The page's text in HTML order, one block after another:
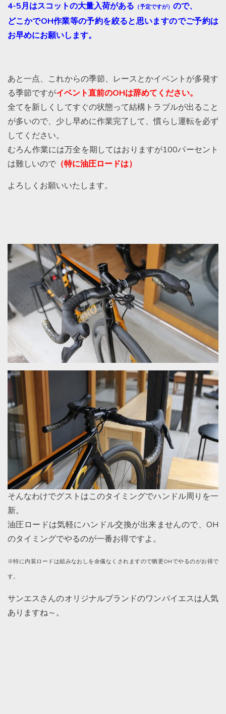
4-5月はスコットの大量入荷がある （予定ですが） ので、
どこかでOH作業等の予約を絞ると思いますのでご予約は
お早めにお願いします。
あと一点、これからの季節、レースとかイベントが多発す
る季節ですがイベント直前のOHは辞めてください。
全てを新しくしてすぐの状態って結構トラブルが出ること
が多いので、少し早めに作業完了して、慣らし運転を必ず
してください。
むろん作業には万全を期してはおりますが100パーセント
は難しいので （特に油圧ロードは）
よろしくお願いいたします。
そんなわけでグストはこのタイミングでハンドル周りを一
新。
油圧ロードは気軽にハンドル交換が出来ませんので、OH
のタイミングでやるのが一番お得ですよ。
※特に内装ロードは組みなおしを余儀なくされますので猶更OHでやるのがお得で
す。
サンエスさんのオリジナルブランドのワンバイエスは人気
ありますね～。